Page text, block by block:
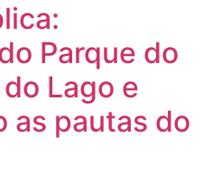
Parque do
Lago e
as pautas do